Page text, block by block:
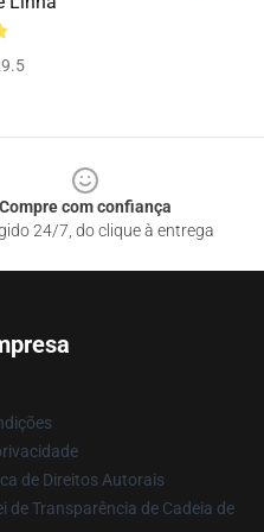
Compre com confiança
24/7, do clique à entrega
de Direitos Autorais
de Transparência de Cadeia de